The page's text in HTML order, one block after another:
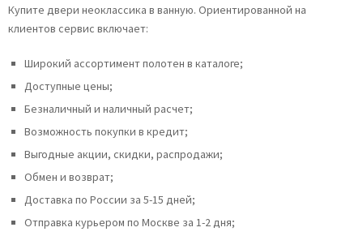
Купите двери неоклассика в ванную. Ориентированной на
клиентов сервис включает:
Широкий ассортимент полотен в каталоге;
Доступные цены;
Безналичный и наличный расчет;
Возможность покупки в кредит;
Выгодные акции, скидки, распродажи;
Обмен и возврат;
Доставка по России за 5-15 дней;
Отправка курьером по Москве за 1-2 дня;